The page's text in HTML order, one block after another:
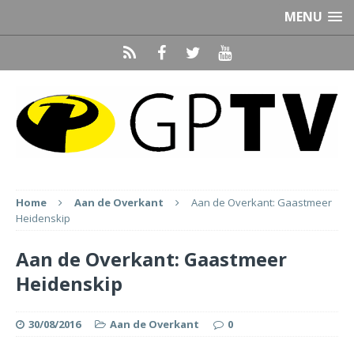
MENU
Home Aan de Overkant
Aan de Overkant: Gaastmeer
Heidenskip
Aan de Overkant: Gaastmeer
Heidenskip
30/08/2016 Aan de Overkant 0